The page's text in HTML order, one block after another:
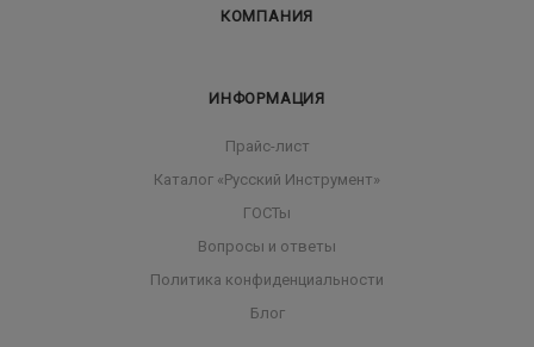
КОМПАНИЯ
ИНФОРМАЦИЯ
Прайс-лист
Каталог «Русский Инструмент»
ГОСТы
Вопросы и ответы
Политика конфиденциальности
Блог